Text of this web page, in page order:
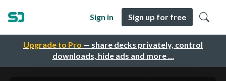
Upgrade to Pro — share decks privately, control
downloads, hide ads and more …
Sign in Sign up for free